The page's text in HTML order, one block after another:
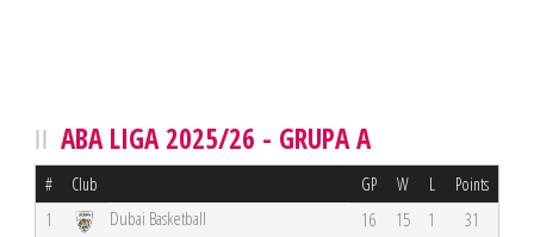
ABA LIGA 2025/26 - GRUPA A
# Club GP W L Points
1 Dubai Basketball 16 15 1
31